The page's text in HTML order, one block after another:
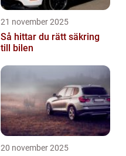
21 november 2025
Så hittar du rätt säkring
till bilen
20 november 2025